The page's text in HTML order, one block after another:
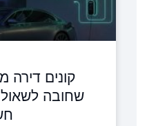
שחובה